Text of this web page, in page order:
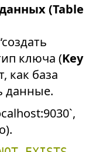
(Table
ключа (Key
как база
данные.